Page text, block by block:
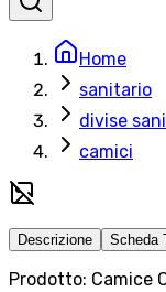
Home
sanitario
divise
camici
Descrizione Scheda
Prodotto: Camice